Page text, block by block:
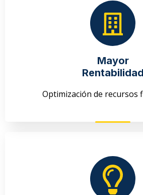
Mayor
Rentabilidad
Optimización de recursos